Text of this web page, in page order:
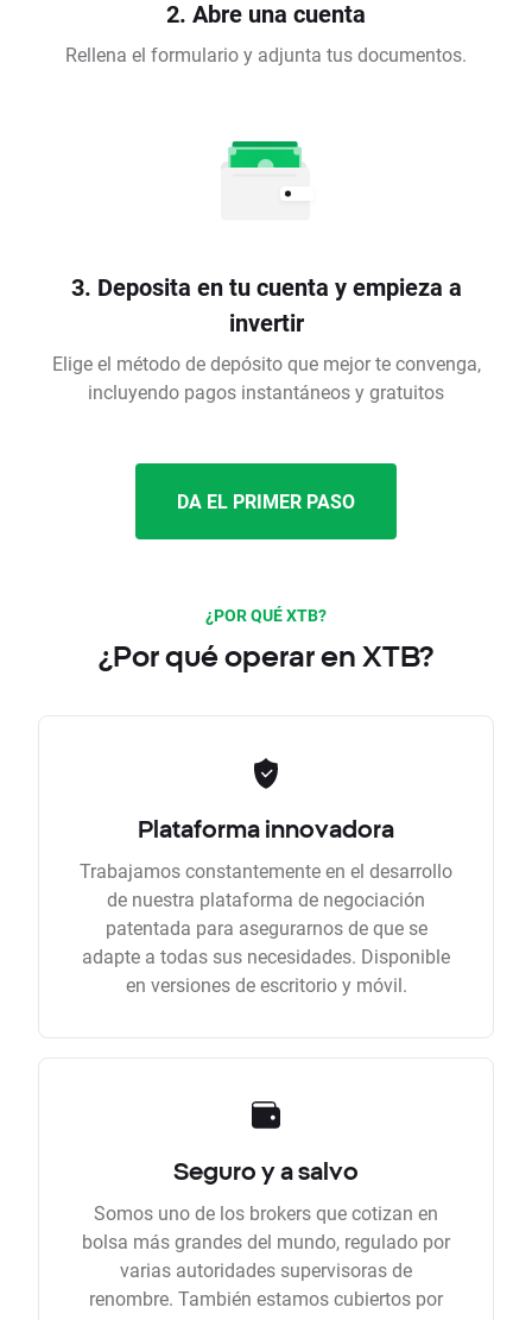
2. Abre una cuenta
Rellena el formulario y adjunta tus documentos.
3. Deposita en tu cuenta y empieza a
invertir
Elige el método de depósito que mejor te convenga,
incluyendo pagos instantáneos y gratuitos
DA EL PRIMER PASO
¿POR QUÉ XTB?
¿Por qué operar en XTB?
Plataforma innovadora
Trabajamos constantemente en el desarrollo
de nuestra plataforma de negociación
patentada para asegurarnos de que se
adapte a todas sus necesidades. Disponible
en versiones de escritorio y móvil.
Seguro y a salvo
Somos uno de los brokers que cotizan en
bolsa más grandes del mundo, regulado por
varias autoridades supervisoras de
renombre. También estamos cubiertos por